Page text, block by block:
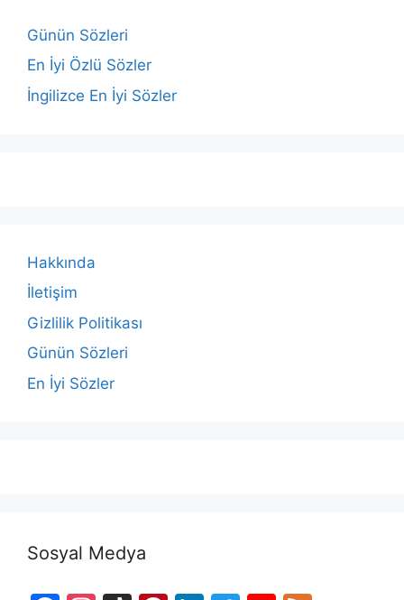
Günün Sözleri
En İyi Özlü Sözler
İngilizce En İyi Sözler
Hakkında
İletişim
Gizlilik Politikası
Günün Sözleri
En İyi Sözler
Sosyal Medya